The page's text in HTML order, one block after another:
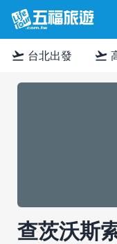
flight_takeoff 台北出發 flight_takeoff
查茨沃斯